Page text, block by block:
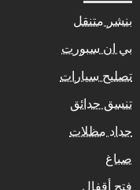
بنشر متنقل
بي ان سبورت
تصليح سيارات
تنسق حدائق
حداد مظلات
صباغ
فتح أقفال